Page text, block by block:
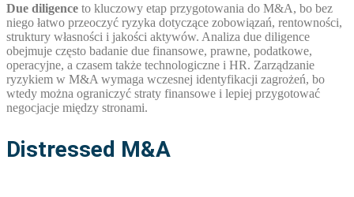
Due diligence to kluczowy etap przygotowania do M&A, bo bez
niego łatwo przeoczyć ryzyka dotyczące zobowiązań, rentowności,
struktury własności i jakości aktywów. Analiza due diligence
obejmuje często badanie due finansowe, prawne, podatkowe,
operacyjne, a czasem także technologiczne i HR. Zarządzanie
ryzykiem w M&A wymaga wczesnej identyfikacji zagrożeń, bo
wtedy można ograniczyć straty finansowe i lepiej przygotować
negocjacje między stronami.
Distressed M&A